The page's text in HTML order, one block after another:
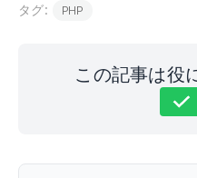
タグ: PHP
この記事は役
最終更新日: 2025年1月21日